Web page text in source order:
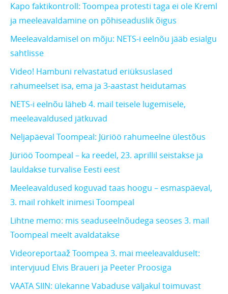
Kapo faktikontroll: Toompea protesti taga ei ole Kreml
ja meeleavaldamine on põhiseaduslik õigus
Meeleavaldamisel on mõju: NETS-i eelnõu jääb esialgu
sahtlisse
Video! Hambuni relvastatud eriüksuslased
rahumeelset isa, ema ja 3-aastast heidutamas
NETS-i eelnõu läheb 4. mail teisele lugemisele,
meeleavaldused jätkuvad
Neljapäeval Toompeal: Jüriöö rahumeelne ülestõus
Jüriöö Toompeal – ka reedel, 23. aprillil seistakse ja
lauldakse turvalise Eesti eest
Meeleavaldused koguvad taas hoogu – esmaspäeval,
3. mail rohkelt inimesi Toompeal
Lihtne memo: mis seaduseelnõudega seoses 3. mail
Toompeal meelt avaldatakse
Videoreportaaž Toompea 3. mai meeleavalduselt:
intervjuud Elvis Braueri ja Peeter Proosiga
VAATA SIIN: ülekanne Vabaduse väljakul toimuvast